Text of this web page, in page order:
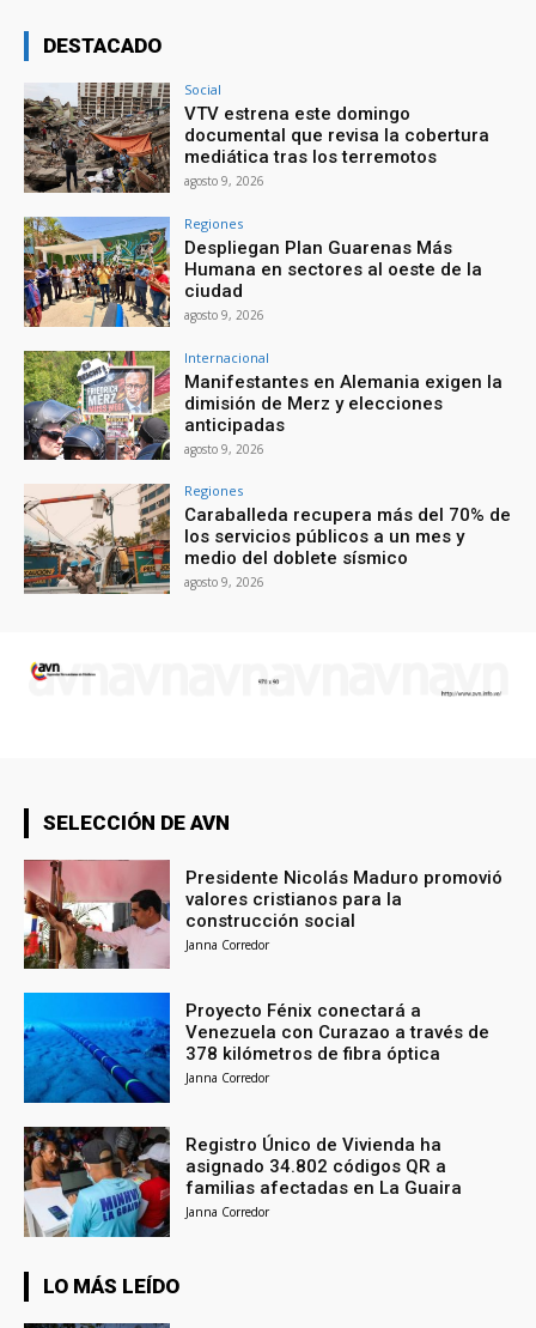
DESTACADO
Social
VTV estrena este domingo
documental que revisa la cobertura
mediática tras los terremotos
agosto 9, 2026
Regiones
Despliegan Plan Guarenas Más
Humana en sectores al oeste de la
ciudad
agosto 9, 2026
Internacional
Manifestantes en Alemania exigen la
dimisión de Merz y elecciones
anticipadas
agosto 9, 2026
Regiones
Caraballeda recupera más del 70% de
los servicios públicos a un mes y
medio del doblete sísmico
agosto 9, 2026
SELECCIÓN DE AVN
Presidente Nicolás Maduro promovió
valores cristianos para la
construcción social
Janna Corredor
Proyecto Fénix conectará a
Venezuela con Curazao a través de
378 kilómetros de fibra óptica
Janna Corredor
Registro Único de Vivienda ha
asignado 34.802 códigos QR a
familias afectadas en La Guaira
Janna Corredor
LO MÁS LEÍDO